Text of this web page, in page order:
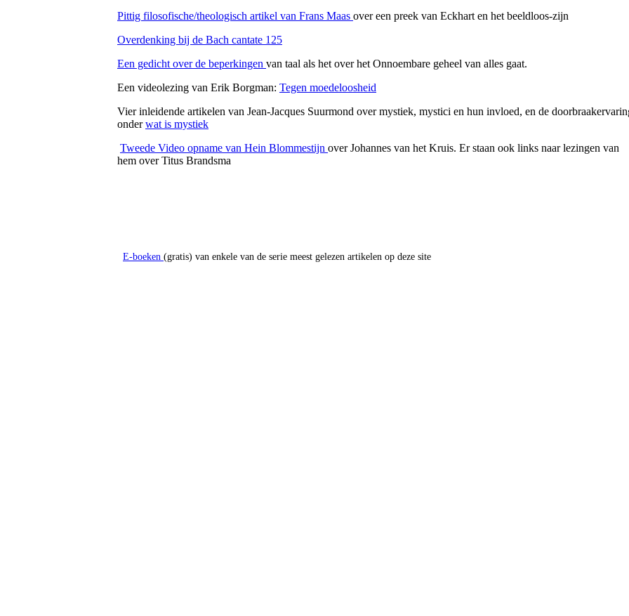
Pittig filosofische/theologisch artikel van Frans Maas over een preek van Eckhart en het beeldloos-zijn
Overdenking bij de Bach cantate 125
Een gedicht over de beperkingen van taal als het over het Onnoembare geheel van alles gaat.
Een videolezing van Erik Borgman: Tegen moedeloosheid
Vier inleidende artikelen van Jean-Jacques Suurmond over mystiek, mystici en hun invloed, en de
onderwat is mystiek
Tweede Video opname van Hein Blommestijn over Johannes van het Kruis. Er staan ook links naar lezingen van
hem over Titus Brandsma
E-boeken (gratis) van enkele van de serie meest gelezen artikelen op deze site